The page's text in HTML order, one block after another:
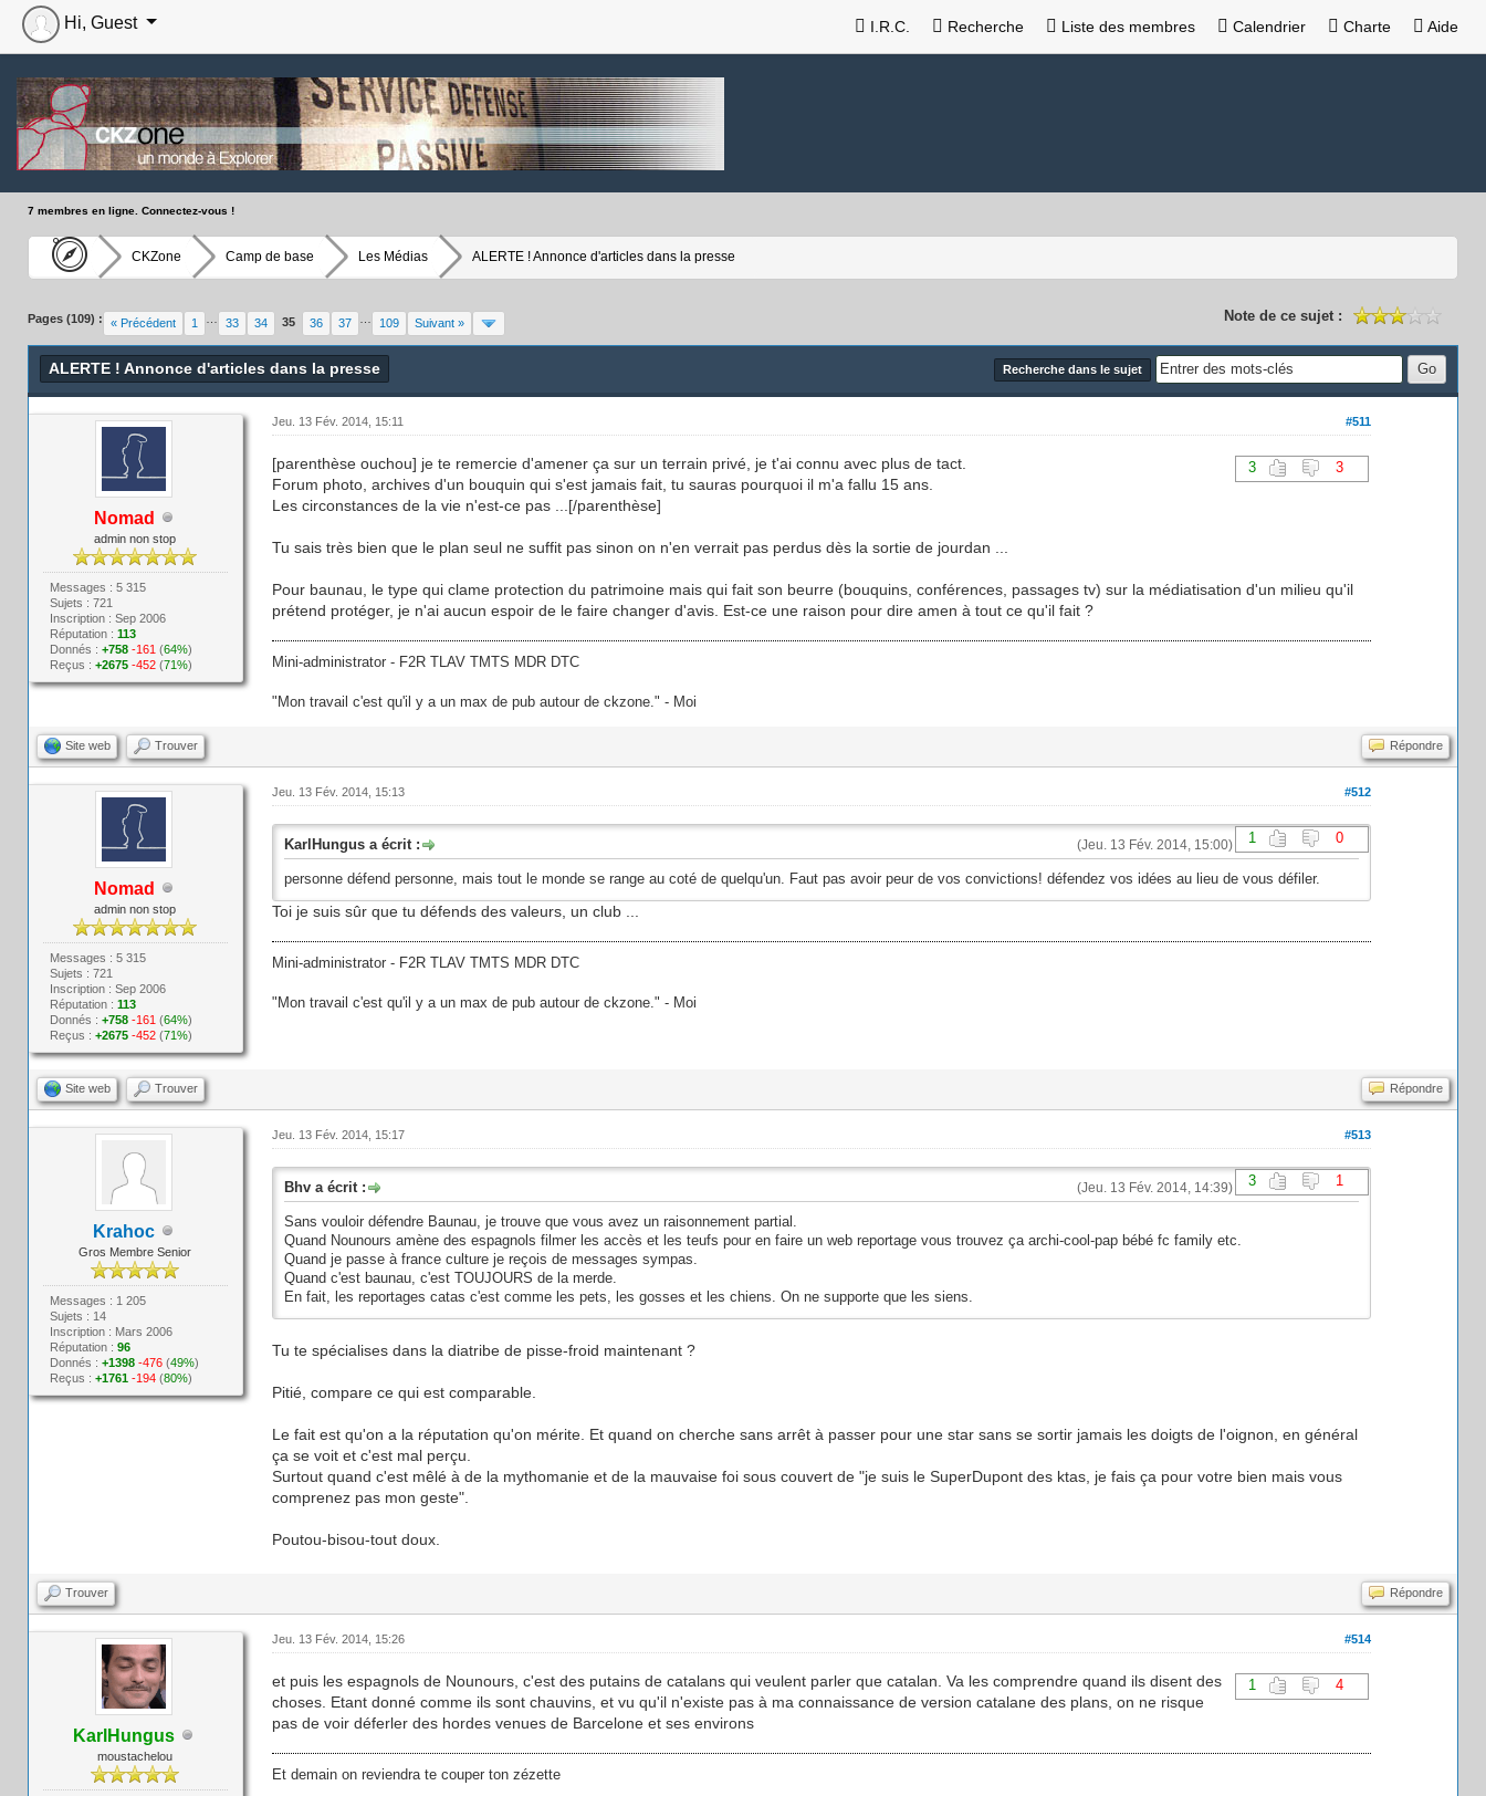
I.R.C. Recherche Liste des membres Calendrier Charte Aide
Hi, Guest
7 membres en ligne. Connectez-vous !
CKZone Camp de base Les Médias ALERTE ! Annonce d'articles dans la presse
Pages (109) : « Précédent 1 33 34 35 36 37 109 Suivant » Note de ce sujet :
Moyenne : 3.33 (3 vote(s))
1
2
3
4
5
Recherche dans le sujet
ALERTE ! Annonce d'articles dans la presse
Nomad
admin non stop
Messages : 5 315
Sujets : 721
Inscription : Sep 2006
Réputation : 113
Donnés : +758 -161 (64%)
Reçus : +2675 -452(71%)
#511
Jeu. 13 Fév. 2014, 15:11
3 3
[parenthèse ouchou] je te remercie d'amener ça sur un terrain privé, je t'ai connu avec plus de tact.
Forum photo, archives d'un bouquin qui s'est jamais fait, tu sauras pourquoi il m'a fallu 15 ans.
Les circonstances de la vie n'est-ce pas ...[/parenthèse]
Tu sais très bien que le plan seul ne suffit pas sinon on n'en verrait pas perdus dès la sortie de jourdan ...
Pour baunau, le type qui clame protection du patrimoine mais qui fait son beurre (bouquins, conférences, passages tv) sur la médiatisation d'un milieu qu'il
prétend protéger, je n'ai aucun espoir de le faire changer d'avis. Est-ce une raison pour dire amen à tout ce qu'il fait ?
Mini-administrator - F2R TLAV TMTS MDR DTC
"Mon travail c'est qu'il y a un max de pub autour de ckzone." - Moi
Site web Trouver Répondre
Nomad
admin non stop
Messages : 5 315
Sujets : 721
Inscription : Sep 2006
Réputation : 113
Donnés : +758 -161 (64%)
Reçus : +2675 -452(71%)
#512
Jeu. 13 Fév. 2014, 15:13
1 0
(Jeu. 13 Fév. 2014, 15:00)
KarlHungus a écrit :
personne défend personne, mais tout le monde se range au coté de quelqu'un. Faut pas avoir peur de vos convictions! défendez vos idées au lieu de vous défiler.
Toi je suis sûr que tu défends des valeurs, un club ...
Mini-administrator - F2R TLAV TMTS MDR DTC
"Mon travail c'est qu'il y a un max de pub autour de ckzone." - Moi
Site web Trouver Répondre
Krahoc
Gros Membre Senior
Messages : 1 205
Sujets : 14
Inscription : Mars 2006
Réputation : 96
Donnés : +1398 -476(49%)
Reçus : +1761 -194(80%)
#513
Jeu. 13 Fév. 2014, 15:17
3 1
(Jeu. 13 Fév. 2014, 14:39)
Bhv a écrit :
Sans vouloir défendre Baunau, je trouve que vous avez un raisonnement partial.
Quand Nounours amène des espagnols filmer les accès et les teufs pour en faire un web reportage vous trouvez ça archi-cool-pap bébé fc family etc.
Quand je passe à france culture je reçois de messages sympas.
Quand c'est baunau, c'est TOUJOURS de la merde.
En fait, les reportages catas c'est comme les pets, les gosses et les chiens. On ne supporte que les siens.
Tu te spécialises dans la diatribe de pisse-froid maintenant ?
Pitié, compare ce qui est comparable.
Le fait est qu'on a la réputation qu'on mérite. Et quand on cherche sans arrêt à passer pour une star sans se sortir jamais les doigts de l'oignon, en général
ça se voit et c'est mal perçu.
Surtout quand c'est mêlé à de la mythomanie et de la mauvaise foi sous couvert de "je suis le SuperDupont des ktas, je fais ça pour votre bien mais vous
comprenez pas mon geste".
Poutou-bisou-tout doux.
Trouver Répondre
KarlHungus
moustachelou
#514
Jeu. 13 Fév. 2014, 15:26
1 4
et puis les espagnols de Nounours, c'est des putains de catalans qui veulent parler que catalan. Va les comprendre quand ils disent des
choses. Etant donné comme ils sont chauvins, et vu qu'il n'existe pas à ma connaissance de version catalane des plans, on ne risque
pas de voir déferler des hordes venues de Barcelone et ses environs
Et demain on reviendra te couper ton zézette